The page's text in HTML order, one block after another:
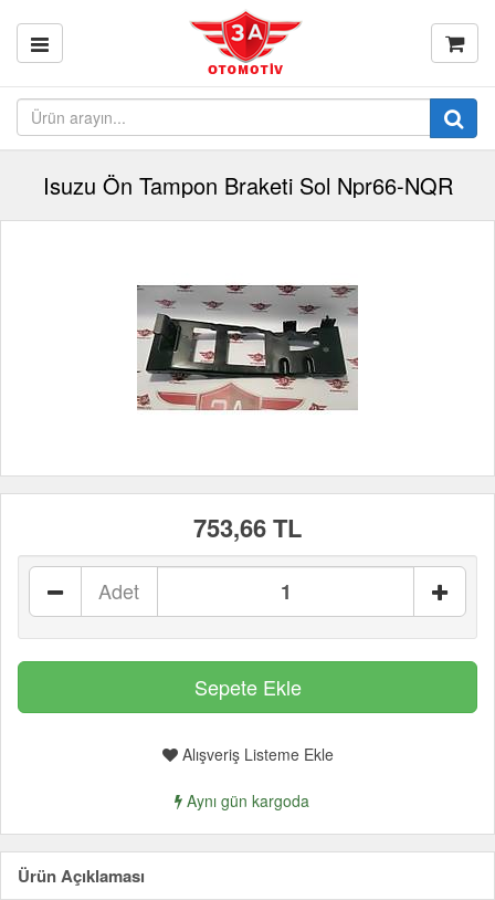
Isuzu Ön Tampon Braketi Sol Npr66-NQR
753,66 TL
Adet
Alışveriş Listeme Ekle
Aynı gün kargoda
Ürün Açıklaması